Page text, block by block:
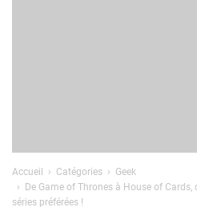
Accueil Catégories
Geek
De Game of Thrones à House of
séries préférées !